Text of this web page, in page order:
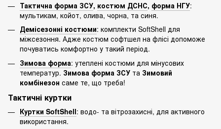
Тактична форма ЗСУ, костюм ДСНС, форма НГУ:
мультикам, койот, олива, чорна, та синя.
Демісезонні костюми: комплекти SoftShell для
міжсезоння. Адже костюм софтшел на флісі допоможе
почуватись комфортно у такий період.
Зимова форма: утеплені костюми для мінусових
температур. Зимова форма ЗСУ та Зимовий
комбінезон саме те, що треба!
Тактичні куртки
Куртки SoftShell: водо- та вітрозахисні, для активного
використання.